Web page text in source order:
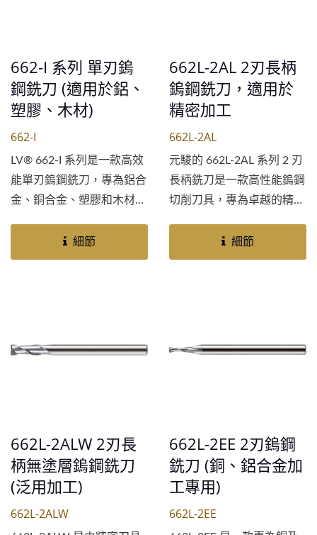
662-I 系列 單刃鎢
鋼銑刀 (適用於鋁、
塑膠、木材)
662-I
LV® 662-I 系列是一款高效
能單刃鎢鋼銑刀，專為鋁合
金、銅合金、塑膠和木材的
刀具供應商元駿國際製造，
這款銑刀具有獨特的刃槽幾
具壽命。憑藉高精度的直徑
細節
662L-2AL 2刃長柄
鎢鋼銑刀，適用於
精密加工
662L-2AL
元駿的 662L-2AL 系列 2 刃
長柄銑刀是一款高性能鎢鋼
切削刀具，專為卓越的精度
這款銑刀採用獨家的...
細節
662L-2ALW 2刃長
柄無塗層鎢鋼銑刀
(泛用加工)
662L-2ALW
662L-2EE 2刃鎢鋼
銑刀 (銅、鋁合金加
工專用)
662L-2EE